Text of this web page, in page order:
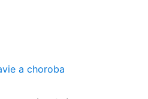
a choroba